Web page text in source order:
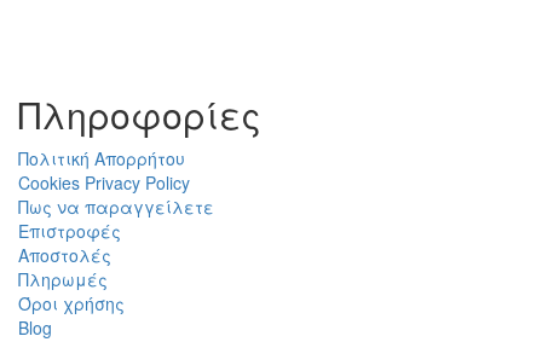
Πληροφορίες
Πολιτική Απορρήτου
Cookies Privacy Policy
Πως να παραγγείλετε
Επιστροφές
Αποστολές
Πληρωμές
Όροι χρήσης
Blog